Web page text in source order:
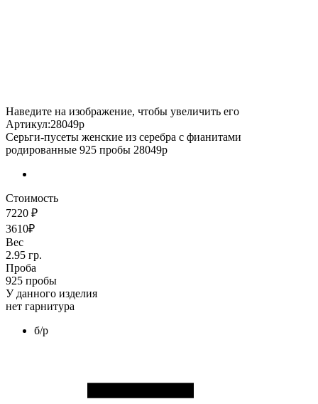
Наведите на изображение, чтобы увеличить его
Артикул:28049р
Серьги-пусеты женские из серебра с фианитами
родированные 925 пробы 28049р
Стоимость
7220 ₽
3610₽
Вес
2.95 гр.
Проба
925 пробы
У данного изделия
нет гарнитура
б/р